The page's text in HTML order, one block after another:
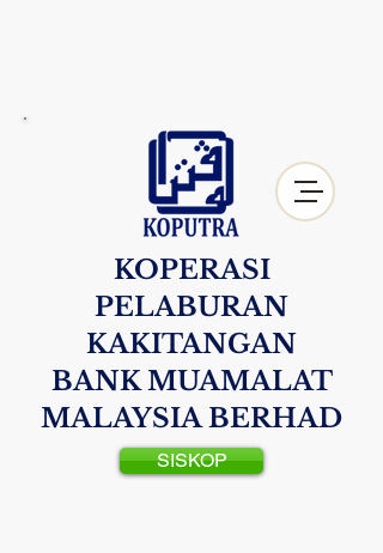
KOPERASI
PELABURAN
KAKITANGAN
BANK MUAMALAT
MALAYSIA BERHAD
SISKOP